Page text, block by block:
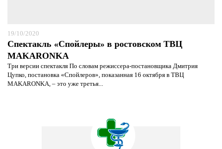
19/10/2020
Спектакль «Спойлеры» в ростовском ТВЦ
MAKARONKA
Три версии спектакля По словам режиссера-постановщика Дмитрия
Цупко, постановка «Спойлеров», показанная 16 октября в ТВЦ
MAKARONKA, – это уже третья...